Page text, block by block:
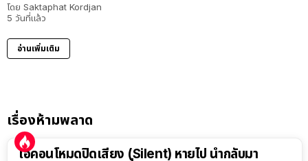
โดย Saktaphat Kordjan
5 วันที่แล้ว
อ่านเพิ่มเติม
เรื่องห้ามพลาด
ไอคอนโหมดปิดเสียง (Silent) หายไป นำกลับมา